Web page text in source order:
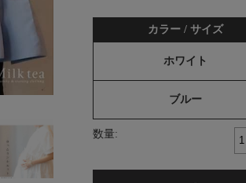
カラー / サイズ
ホワイト
ブルー
数量: